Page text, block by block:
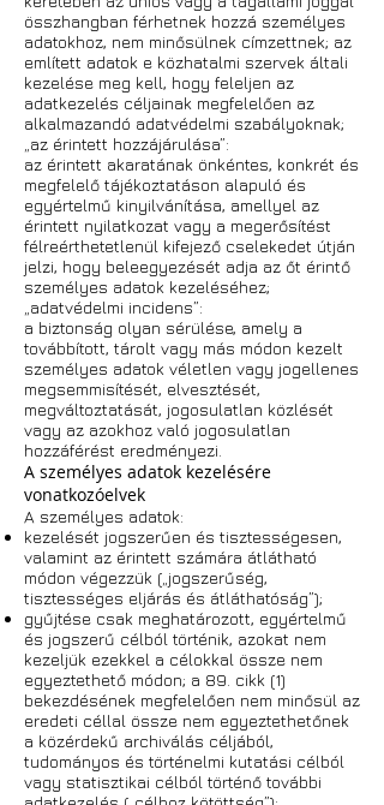
összhangban férhetnek hozzá személyes
adatokhoz, nem minősülnek címzettnek; az
említett adatok e közhatalmi szervek általi
kezelése meg kell, hogy feleljen az
adatkezelés céljainak megfelelően az
alkalmazandó adatvédelmi szabályoknak;
„az érintett hozzájárulása”:
az érintett akaratának önkéntes, konkrét és
megfelelő tájékoztatáson alapuló és
egyértelmű kinyilvánítása, amellyel az
érintett nyilatkozat vagy a megerősítést
félreérthetetlenül kifejező cselekedet útján
jelzi, hogy beleegyezését adja az őt érintő
személyes adatok kezeléséhez;
„adatvédelmi incidens”:
a biztonság olyan sérülése, amely a
továbbított, tárolt vagy más módon kezelt
személyes adatok véletlen vagy jogellenes
megsemmisítését, elvesztését,
megváltoztatását, jogosulatlan közlését
vagy az azokhoz való jogosulatlan
hozzáférést eredményezi.
A személyes adatok kezelésére
vonatkozóelvek
A személyes adatok:
kezelését jogszerűen és tisztességesen,
valamint az érintett számára átlátható
módon végezzük („jogszerűség,
tisztességes eljárás és átláthatóság”);
gyűjtése csak meghatározott, egyértelmű
és jogszerű célból történik, azokat nem
kezeljük ezekkel a célokkal össze nem
egyeztethető módon; a 89. cikk (1)
bekezdésének megfelelően nem minősül az
eredeti céllal össze nem egyeztethetőnek
a közérdekű archiválás céljából,
tudományos és történelmi kutatási célból
vagy statisztikai célból történő további